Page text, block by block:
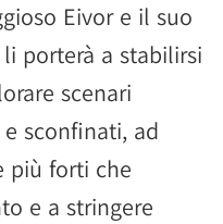
Eivor e il suo
porterà a stabilirsi
scenari
sconfinati, ad
più forti che
e a stringere